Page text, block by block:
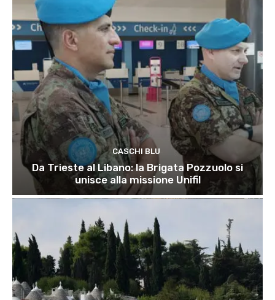
CASCHI BLU
Da Trieste al Libano: la Brigata Pozzuolo si
unisce alla missione Unifil